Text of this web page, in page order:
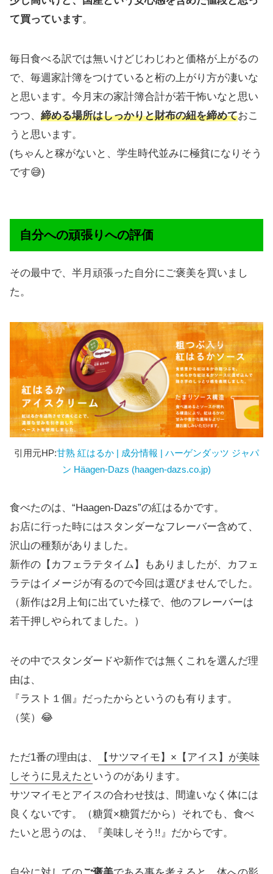
て買っています。
毎日食べる訳では無いけどじわじわと価格が上がるの
で、毎週家計簿をつけていると桁の上がり方が凄いな
と思います。今月末の家計簿合計が若干怖いなと思い
つつ、 締める場所はしっかりと財布の紐を締めておこ
うと思います。
(ちゃんと稼がないと、学生時代並みに極貧になりそう
です😅)
自分への頑張りへの評価
その最中で、半月頑張った自分にご褒美を買いまし
た。
引用元HP:甘熟 紅はるか | 成分情報 | ハーゲンダッツ ジャパ
ン Häagen-Dazs (haagen-dazs.co.jp)
食べたのは、“Haagen-Dazs”の紅はるかです。
お店に行った時にはスタンダーなフレーバー含めて、
沢山の種類がありました。
新作の【カフェラテタイム】もありましたが、カフェ
ラテはイメージが有るので今回は選びませんでした。
（新作は2月上旬に出ていた様で、他のフレーバーは
若干押しやられてました。）
その中でスタンダードや新作では無くこれを選んだ理
由は、
『ラスト１個』だったからというのも有ります。
（笑）😂
ただ1番の理由は、
【サツマイモ】×【アイス】が美味
しそうに見えたと いうのがあります。
サツマイモとアイスの合わせ技は、間違いなく体には
良くないです。（糖質×糖質だから）それでも、食べ
たいと思うのは、『美味しそう!!』だからです。